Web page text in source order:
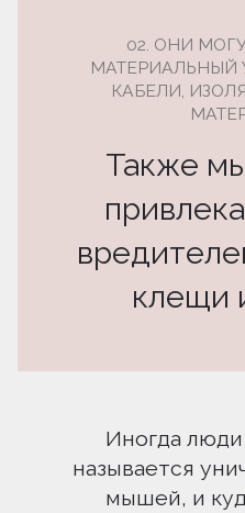
02. ОНИ
МАТЕРИАЛЬНЫЙ
КАБЕЛИ,
Также
клещи
Иногда люди
называется
мышей, и